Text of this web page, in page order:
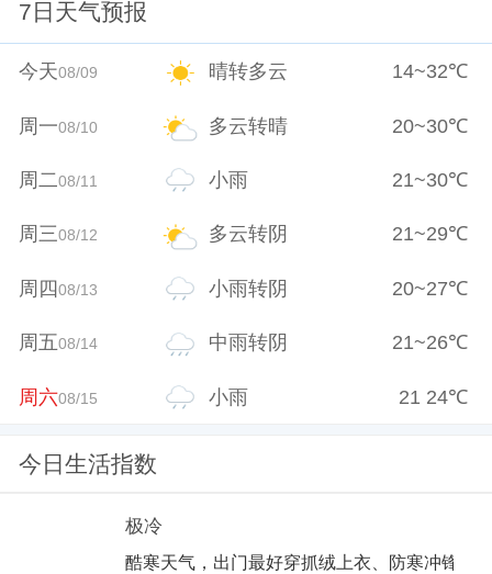
7日天气预报
今天08/09 晴转多云 14~32℃
周一08/10 多云转晴 20~30℃
周二08/11 小雨 21~30℃
周三08/12 多云转阴 21~29℃
周四08/13 小雨转阴 20~27℃
周五08/14 中雨转阴 21~26℃
周六08/15 小雨 21 24℃
今日生活指数
极冷
酷寒天气，出门最好穿抓绒上衣、防寒冲锋衣